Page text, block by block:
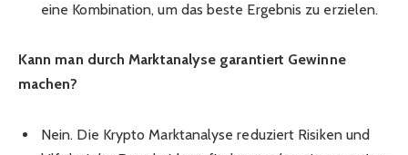
eine Kombination, um das beste Ergebnis zu erzielen.
Kann man durch Marktanalyse garantiert Gewinne
machen?
Nein. Die Krypto Marktanalyse reduziert Risiken und